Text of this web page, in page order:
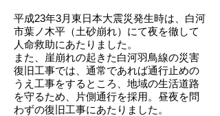
平成23年3月東日本大震災発生時は、白河
市葉ノ木平（土砂崩れ）にて夜を徹して
人命救助にあたりました。
また、崖崩れの起きた白河羽鳥線の災害
復旧工事では、通常であれば通行止めの
うえ工事をするところ、地域の生活道路
を守るため、片側通行を採用。昼夜を問
わずの復旧工事にあたりました。